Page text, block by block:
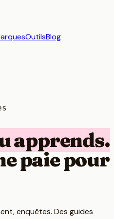
OutilsBlog
apprends.
paie pour
enquêtes. Des guides